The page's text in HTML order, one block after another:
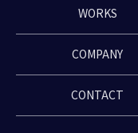
WORKS
COMPANY
CONTACT